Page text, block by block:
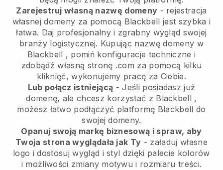
Zarejestruj własną nazwę domeny - rejestracja
własnej domeny za pomocą Blackbell jest szybka i
łatwa. Daj profesjonalny i zgrabny wygląd swojej
branży logistycznej. Kupując nazwę domeny w
Blackbell , pomiń konfiguracje techniczne i
zdobądź własną stronę .com za pomocą kilku
kliknięć, wykonujemy pracę za Ciebie.
Lub połącz istniejącą - Jeśli posiadasz już
domenę, ale chcesz korzystać z Blackbell ,
możesz łatwo podłączyć platformę Blackbell do
swojej domeny.
Opanuj swoją markę biznesową i spraw, aby
Twoja strona wyglądała jak Ty - załaduj własne
logo i dostosuj wygląd i styl dzięki palecie kolorów
i możliwości zmiany motywu i rozmiaru treści.